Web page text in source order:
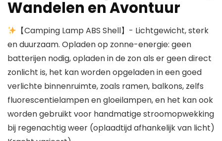
Wandelen en Avontuur
【Camping Lamp ABS Shell】- Lichtgewicht, sterk
en duurzaam. Opladen op zonne-energie: geen
batterijen nodig, opladen in de zon als er geen direct
zonlicht is, het kan worden opgeladen in een goed
verlichte binnenruimte, zoals ramen, balkons, zelfs
fluorescentielampen en gloeilampen, en het kan ook
worden gebruikt voor handmatige stroomopwekking
bij regenachtig weer (oplaadtijd afhankelijk van licht)